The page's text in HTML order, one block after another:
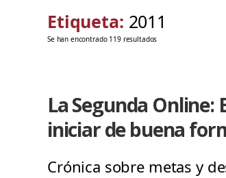
Etiqueta: 2011
Se han encontrado 119 resultados
La Segunda
iniciar de buena
Crónica sobre metas y